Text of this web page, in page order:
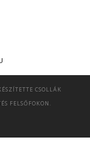
CSOLLÁK
FELSŐFOKON.